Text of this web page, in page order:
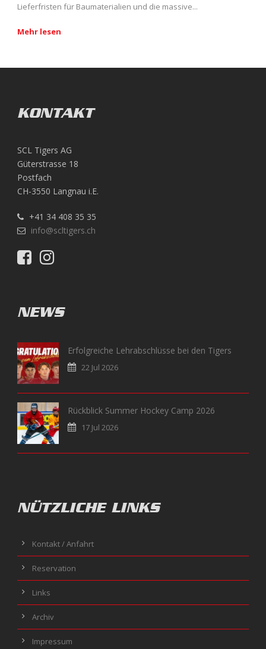
Lieferfristen für Baumaterialien und die massive...
Mehr lesen
KONTAKT
SCL Tigers AG
Güterstrasse 18
Postfach
CH-3550 Langnau i.E.
+41 34 408 35 35
info@scltigers.ch
NEWS
Erfolgreiche Lehrabschlüsse bei den Tigers
22 Jul 2026
Rückblick Summer Hockey Camp 2026
17 Jul 2026
NÜTZLICHE LINKS
Kontakt / Anfahrt
Reservation
Links
Archiv
Impressum